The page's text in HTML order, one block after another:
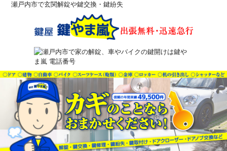
瀬戸内市で玄関解錠や鍵交換・鍵紛失